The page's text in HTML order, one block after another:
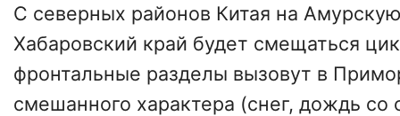
С северных районов Китая на
Хабаровский край будет смещаться
фронтальные разделы вызовут в
смешанного характера (снег, дождь со